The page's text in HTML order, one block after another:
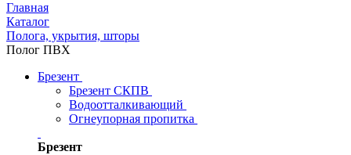
Главная
Каталог
Полога, укрытия, шторы
Полог ПВХ
Брезент
Брезент СКПВ
Водоотталкивающий
Огнеупорная пропитка
Брезент